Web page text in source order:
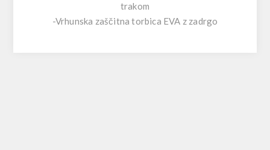
trakom
-Vrhunska zaščitna torbica EVA z zadrgo